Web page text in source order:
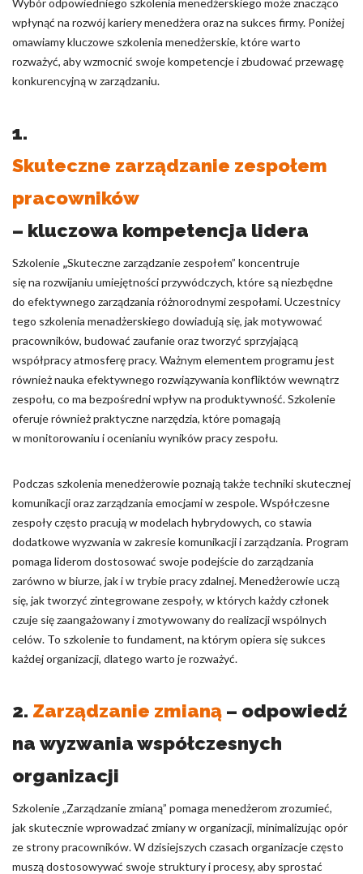
Wybór odpowiedniego szkolenia menedżerskiego może znacząco
wpłynąć na rozwój kariery menedżera oraz na sukces firmy. Poniżej
omawiamy kluczowe szkolenia menedżerskie, które warto
rozważyć, aby wzmocnić swoje kompetencje i zbudować przewagę
konkurencyjną w zarządzaniu.
1.
Skuteczne zarządzanie zespołem
pracowników
– kluczowa kompetencja lidera
Szkolenie „Skuteczne zarządzanie zespołem” koncentruje
się na rozwijaniu umiejętności przywódczych, które są niezbędne
do efektywnego zarządzania różnorodnymi zespołami. Uczestnicy
tego szkolenia menadżerskiego dowiadują się, jak motywować
pracowników, budować zaufanie oraz tworzyć sprzyjającą
współpracy atmosferę pracy. Ważnym elementem programu jest
również nauka efektywnego rozwiązywania konfliktów wewnątrz
zespołu, co ma bezpośredni wpływ na produktywność. Szkolenie
oferuje również praktyczne narzędzia, które pomagają
w monitorowaniu i ocenianiu wyników pracy zespołu.
Podczas szkolenia menedżerowie poznają także techniki skutecznej
komunikacji oraz zarządzania emocjami w zespole. Współczesne
zespoły często pracują w modelach hybrydowych, co stawia
dodatkowe wyzwania w zakresie komunikacji i zarządzania. Program
pomaga liderom dostosować swoje podejście do zarządzania
zarówno w biurze, jak i w trybie pracy zdalnej. Menedżerowie uczą
się, jak tworzyć zintegrowane zespoły, w których każdy członek
czuje się zaangażowany i zmotywowany do realizacji wspólnych
celów. To szkolenie to fundament, na którym opiera się sukces
każdej organizacji, dlatego warto je rozważyć.
2. Zarządzanie zmianą – odpowiedź
na wyzwania współczesnych
organizacji
Szkolenie „Zarządzanie zmianą” pomaga menedżerom zrozumieć,
jak skutecznie wprowadzać zmiany w organizacji, minimalizując opór
ze strony pracowników. W dzisiejszych czasach organizacje często
muszą dostosowywać swoje struktury i procesy, aby sprostać